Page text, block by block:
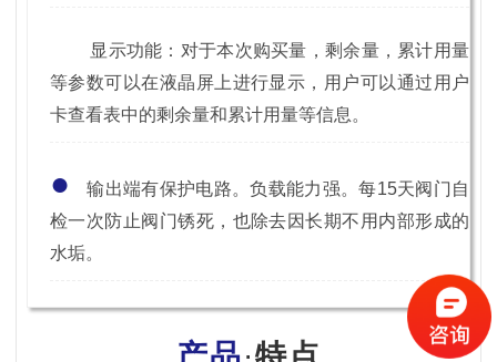
显示功能：对于本次购买量，剩余量，累计用量
等参数可以在液晶屏上进行显示，用户可以通过用户
卡查看表中的剩余量和累计用量等信息。
●
输出端有保护电路。负载能力强。每15天阀门自
检一次防止阀门锈死，也除去因长期不用内部形成的
水垢。